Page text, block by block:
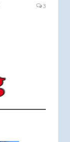
3